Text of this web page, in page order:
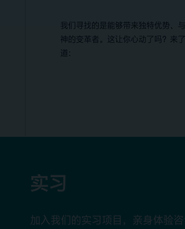
我们寻找的是能够带来独特优势、
神的变革者。这让你心动了吗？来
道：
实习
加入我们的实习项目，亲身体验